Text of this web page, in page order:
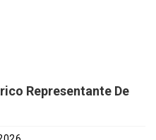
Representante De